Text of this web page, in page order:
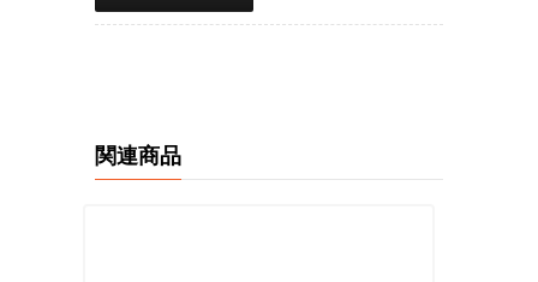
関連商品